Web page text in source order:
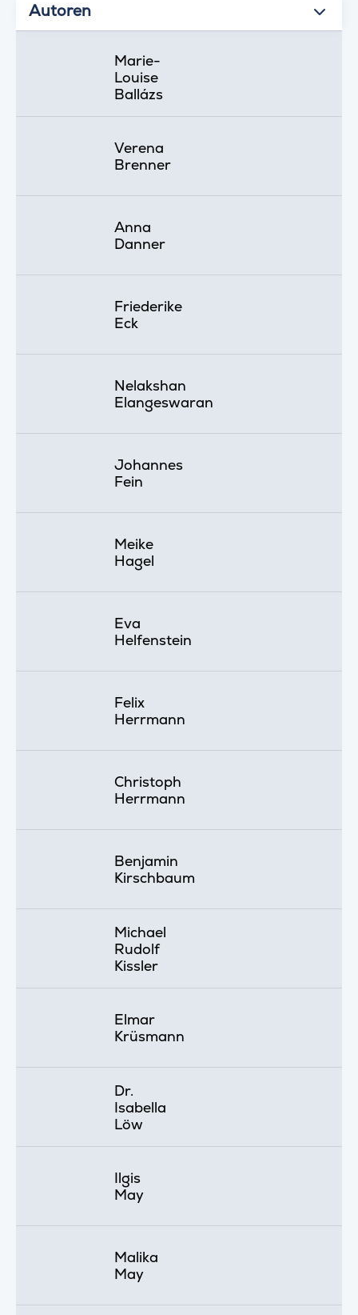
Autoren
Marie-
Louise
Ballázs
Verena
Brenner
Anna
Danner
Friederike
Eck
Nelakshan
Elangeswaran
Johannes
Fein
Meike
Hagel
Eva
Helfenstein
Felix
Herrmann
Christoph
Herrmann
Benjamin
Kirschbaum
Michael
Rudolf
Kissler
Elmar
Krüsmann
Dr.
Isabella
Löw
Ilgis
May
Malika
May